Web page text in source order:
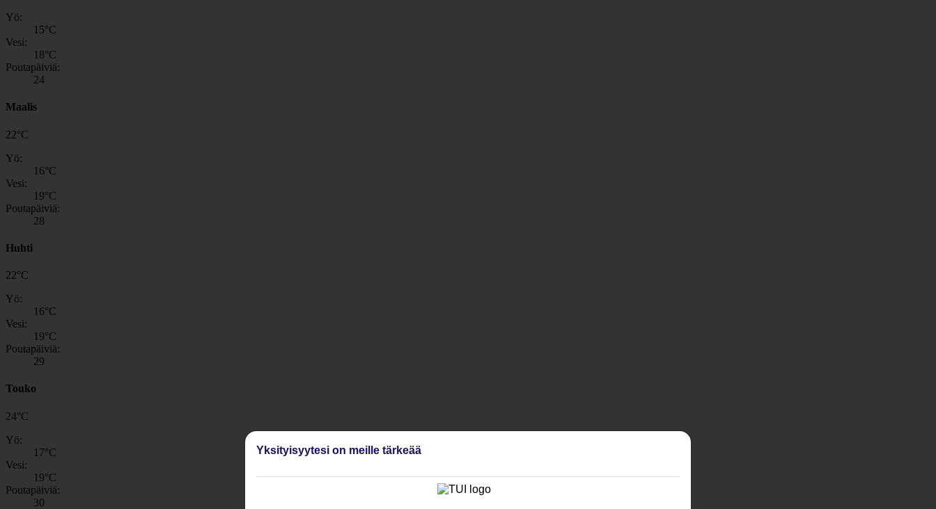
Yö:
15°C
Vesi:
18°C
Poutapäiviä:
24
Maalis
22°C
Yö:
16°C
Vesi:
19°C
Poutapäiviä:
28
Huhti
22°C
Yö:
16°C
Vesi:
19°C
Poutapäiviä:
29
Touko
24°C
Yö:
17°C
Vesi:
19°C
Poutapäiviä:
30
Yksityisyytesi on meille tärkeää